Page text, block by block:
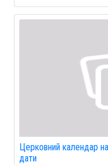
Церковний календар
дати